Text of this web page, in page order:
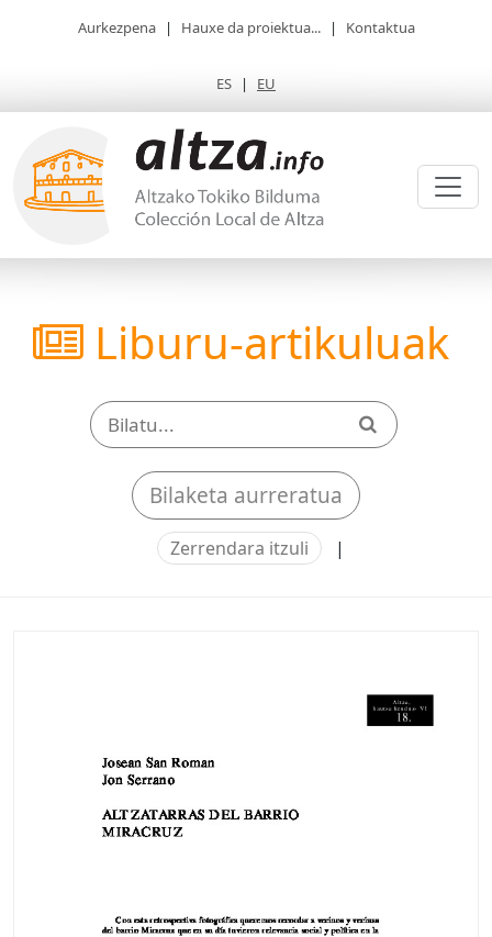
Aurkezpena | Hauxe da proiektua... | Kontaktua
ES | EU
Liburu-artikuluak
Bilaketa aurreratua
Zerrendara itzuli |